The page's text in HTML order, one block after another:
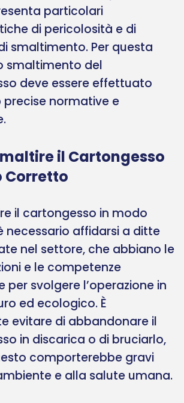
particolari
di pericolosità e di
smaltimento. Per questa
smaltimento del
deve essere effettuato
precise normative e
il Cartongesso
Corretto
il cartongesso in modo
necessario affidarsi a ditte
nel settore, che abbiano le
e le competenze
per svolgere l’operazione in
ed ecologico. È
evitare di abbandonare il
in discarica o di bruciarlo,
comporterebbe gravi
e alla salute umana.